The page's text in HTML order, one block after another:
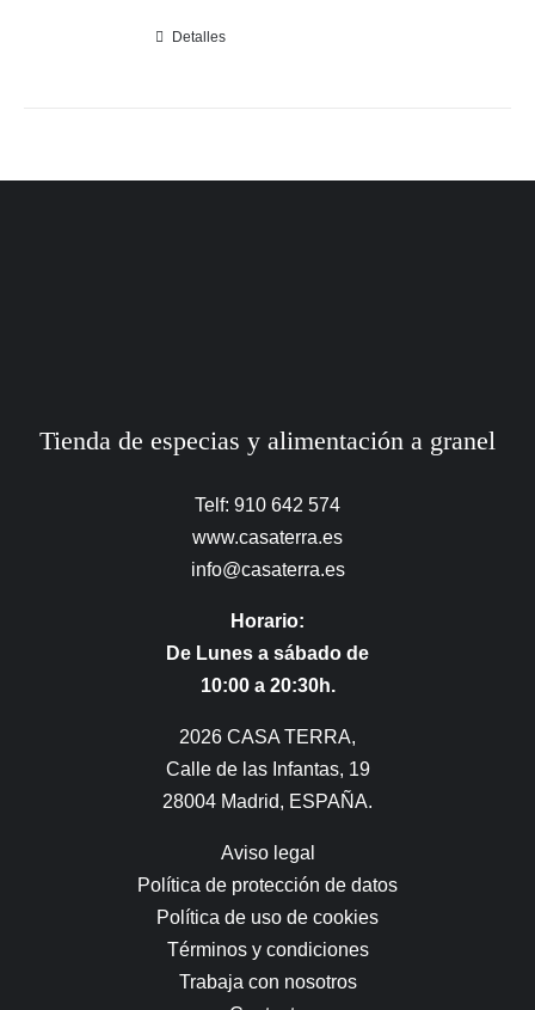
Detalles
Tienda de especias y alimentación a granel
Telf: 910 642 574
www.casaterra.es
info@casaterra.es
Horario:
De Lunes a sábado de
10:00 a 20:30h.
2026 CASA TERRA,
Calle de las Infantas, 19
28004 Madrid, ESPAÑA.
Aviso legal
Política de protección de datos
Política de uso de cookies
Términos y condiciones
Trabaja con nosotros